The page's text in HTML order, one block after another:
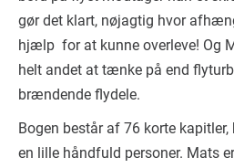
gør det klart, nøjagtig hvor
hjælp for at kunne overleve! Og
helt andet at tænke på end
brændende flydele.
Bogen består af 76 korte
en lille håndfuld personer. Mats